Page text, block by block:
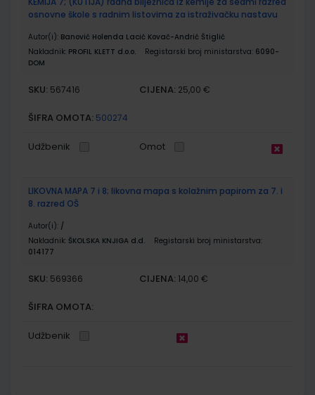
osnovne škole s radnim listovima za istraživačku nastavu
Autor(i): Banović Holenda Lacić Kovač-Andrić Štiglić
Nakladnik: PROFIL KLETT d.o.o. Registarski broj ministarstva: 6090-
DOM
SKU: 567416 CIJENA: 25,00 €
ŠIFRA OMOTA: 500274
Udžbenik Omot
LIKOVNA MAPA 7 i 8; likovna mapa s kolažnim papirom za 7. i
8. razred OŠ
Autor(i): /
Nakladnik: ŠKOLSKA KNJIGA d.d.
Registarski broj ministarstva:
014177
SKU: 569366 CIJENA: 14,00 €
ŠIFRA OMOTA:
Udžbenik